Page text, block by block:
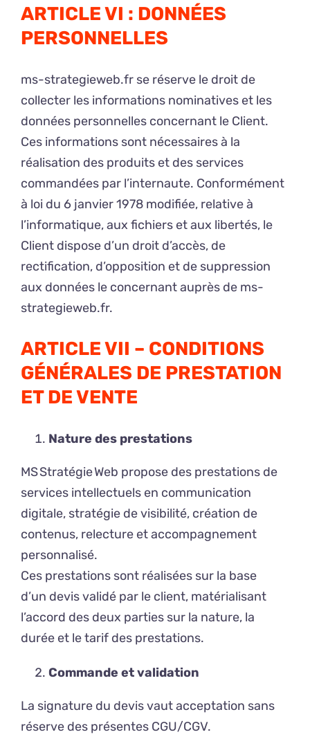
ARTICLE VI : DONNÉES
PERSONNELLES
ms-strategieweb.fr se réserve le droit de
collecter les informations nominatives et les
données personnelles concernant le Client.
Ces informations sont nécessaires à la
réalisation des produits et des services
commandées par l’internaute. Conformément
à loi du 6 janvier 1978 modifiée, relative à
l’informatique, aux fichiers et aux libertés, le
Client dispose d’un droit d’accès, de
rectification, d’opposition et de suppression
aux données le concernant auprès de ms-
strategieweb.fr.
ARTICLE VII – CONDITIONS
GÉNÉRALES DE PRESTATION
ET DE VENTE
Nature des prestations
MS Stratégie Web propose des prestations de
services intellectuels en communication
digitale, stratégie de visibilité, création de
contenus, relecture et accompagnement
personnalisé.
Ces prestations sont réalisées sur la base
d’un devis validé par le client, matérialisant
l’accord des deux parties sur la nature, la
durée et le tarif des prestations.
Commande et validation
La signature du devis vaut acceptation sans
réserve des présentes CGU/CGV.